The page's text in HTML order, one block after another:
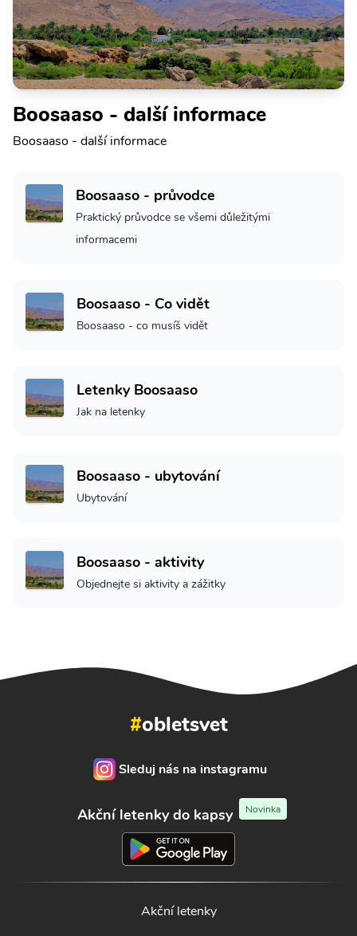
Boosaaso - další informace
Boosaaso - další informace
Boosaaso - průvodce
Praktický průvodce se všemi důležitými
informacemi
Boosaaso - Co vidět
Boosaaso - co musíš vidět
Letenky Boosaaso
Jak na letenky
Boosaaso - ubytování
Ubytování
Boosaaso - aktivity
Objednejte si aktivity a zážitky
#obletsvet
Sleduj nás na instagramu
Akční letenky do kapsy Novinka
Akční letenky